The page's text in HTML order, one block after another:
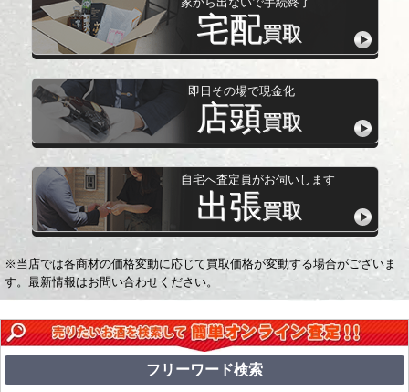
宅配買取
即日その場で現金化
店頭買取
自宅へ査定員がお伺いします
出張買取
※当店では各商材の価格変動に応じて買取価格が変動する場合がございま
す。最新情報はお問い合わせください。
フリーワード検索